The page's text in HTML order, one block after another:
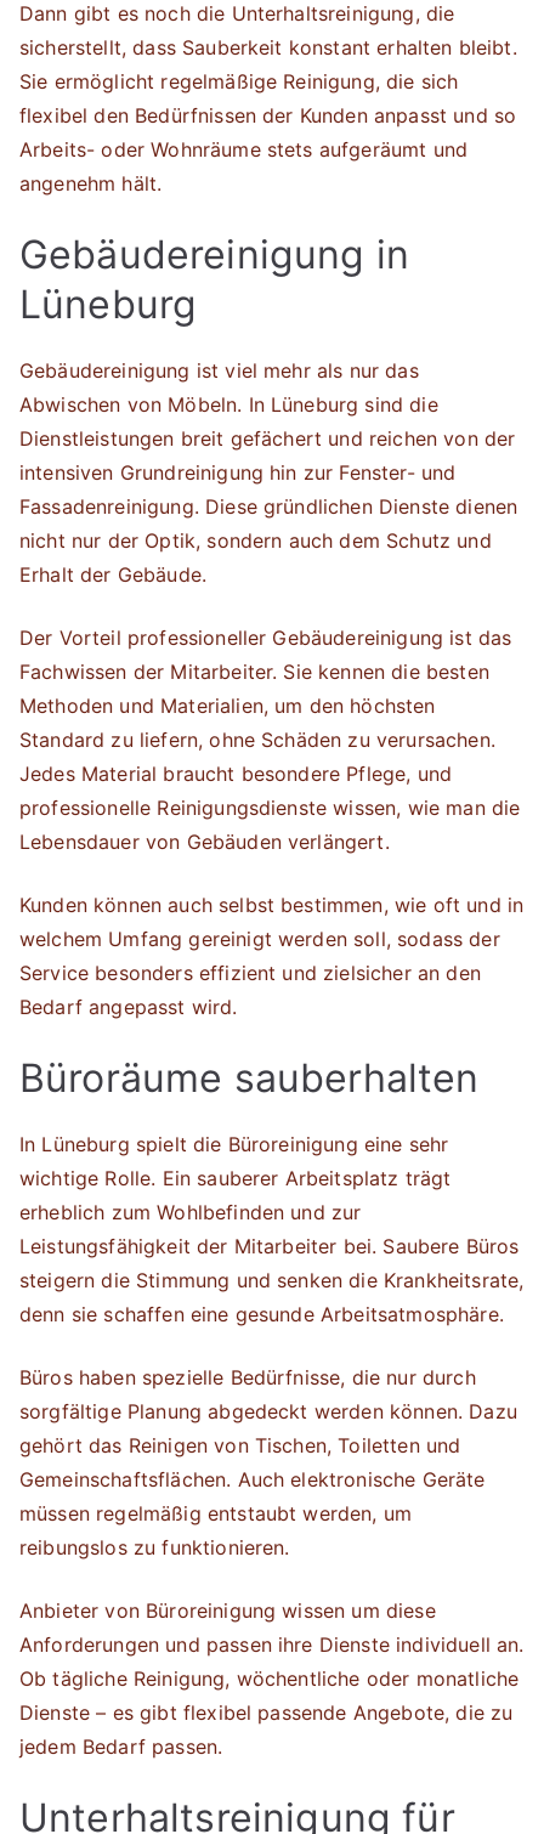
Dann gibt es noch die Unterhaltsreinigung, die
sicherstellt, dass Sauberkeit konstant erhalten bleibt.
Sie ermöglicht regelmäßige Reinigung, die sich
flexibel den Bedürfnissen der Kunden anpasst und so
Arbeits- oder Wohnräume stets aufgeräumt und
angenehm hält.
Gebäudereinigung in
Lüneburg
Gebäudereinigung ist viel mehr als nur das
Abwischen von Möbeln. In Lüneburg sind die
Dienstleistungen breit gefächert und reichen von der
intensiven Grundreinigung hin zur Fenster- und
Fassadenreinigung. Diese gründlichen Dienste dienen
nicht nur der Optik, sondern auch dem Schutz und
Erhalt der Gebäude.
Der Vorteil professioneller Gebäudereinigung ist das
Fachwissen der Mitarbeiter. Sie kennen die besten
Methoden und Materialien, um den höchsten
Standard zu liefern, ohne Schäden zu verursachen.
Jedes Material braucht besondere Pflege, und
professionelle Reinigungsdienste wissen, wie man die
Lebensdauer von Gebäuden verlängert.
Kunden können auch selbst bestimmen, wie oft und in
welchem Umfang gereinigt werden soll, sodass der
Service besonders effizient und zielsicher an den
Bedarf angepasst wird.
Büroräume sauberhalten
In Lüneburg spielt die Büroreinigung eine sehr
wichtige Rolle. Ein sauberer Arbeitsplatz trägt
erheblich zum Wohlbefinden und zur
Leistungsfähigkeit der Mitarbeiter bei. Saubere Büros
steigern die Stimmung und senken die Krankheitsrate,
denn sie schaffen eine gesunde Arbeitsatmosphäre.
Büros haben spezielle Bedürfnisse, die nur durch
sorgfältige Planung abgedeckt werden können. Dazu
gehört das Reinigen von Tischen, Toiletten und
Gemeinschaftsflächen. Auch elektronische Geräte
müssen regelmäßig entstaubt werden, um
reibungslos zu funktionieren.
Anbieter von Büroreinigung wissen um diese
Anforderungen und passen ihre Dienste individuell an.
Ob tägliche Reinigung, wöchentliche oder monatliche
Dienste – es gibt flexibel passende Angebote, die zu
jedem Bedarf passen.
Unterhaltsreinigung für